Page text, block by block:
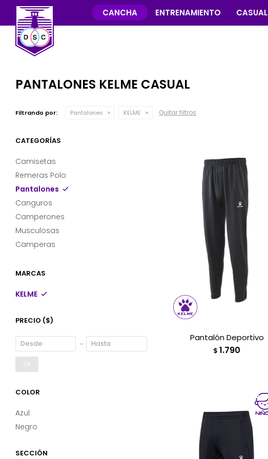
CANCHA ENTRENAMIENTO CASUAL
PANTALONES KELME CASUAL
Filtrando por: Pantalones KELME Quitar filtros
Pantalón Deportivo
$ 1.790
CATEGORÍAS
Camisetas
Remeras Polo
Pantalones
Canguros
Camperones
Musculosas
Camperas
MARCAS
KELME
PRECIO ($)
OK
COLOR
Azul
Negro
SECCIÓN